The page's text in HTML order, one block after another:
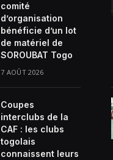
comité
d’organisation
bénéficie d’un lot
de matériel de
SOROUBAT Togo
7 AOÛT 2026
Coupes
interclubs de la
CAF : les clubs
togolais
connaissent leurs